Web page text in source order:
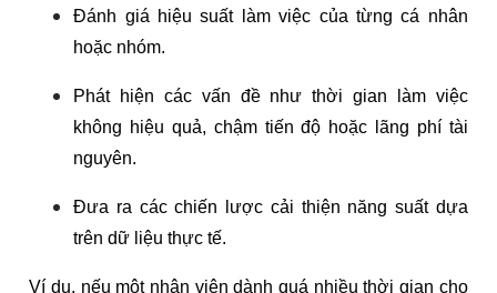
Đánh giá hiệu suất làm việc của từng cá nhân
hoặc nhóm.
Phát hiện các vấn đề như thời gian làm việc
không hiệu quả, chậm tiến độ hoặc lãng phí tài
nguyên.
Đưa ra các chiến lược cải thiện năng suất dựa
trên dữ liệu thực tế.
Ví dụ, nếu một nhân viên dành quá nhiều thời gian cho